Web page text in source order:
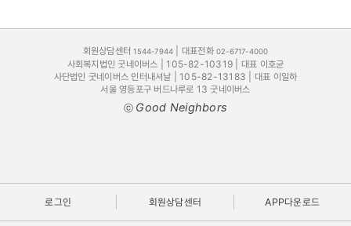
회원상담센터1544-7944 | 대표전화02-6717-4000
사회복지법인 굿네이버스 | 105-82-10319 | 대표 이호균
사단법인 굿네이버스 인터내셔날 | 105-82-13183 | 대표 이일하
서울 영등포구 버드나루로 13 굿네이버스
ⓒ Good Neighbors
로그인 회원상담센터 APP다운로드